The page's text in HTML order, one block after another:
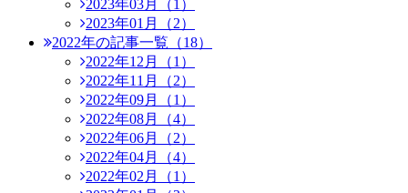
2023年03月（1）
2023年01月（2）
2022年の記事一覧（18）
2022年12月（1）
2022年11月（2）
2022年09月（1）
2022年08月（4）
2022年06月（2）
2022年04月（4）
2022年02月（1）